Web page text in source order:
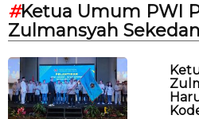
#Ketua Umum PWI
Zulmansyah